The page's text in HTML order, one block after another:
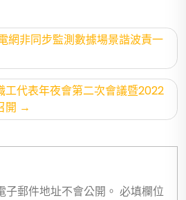
網非同步監測數據場景諧波責一
工代表年夜會第二次會議暨2022
開
郵件地址不會公開。 必填欄位